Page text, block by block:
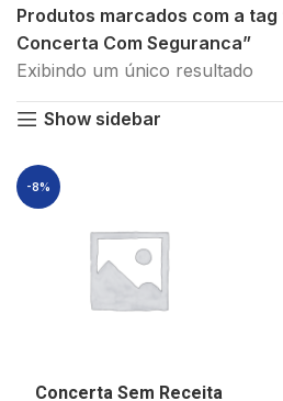
Produtos marcados com a tag
Concerta Com Seguranca”
Exibindo um único resultado
Show sidebar
-8%
Concerta Sem Receita